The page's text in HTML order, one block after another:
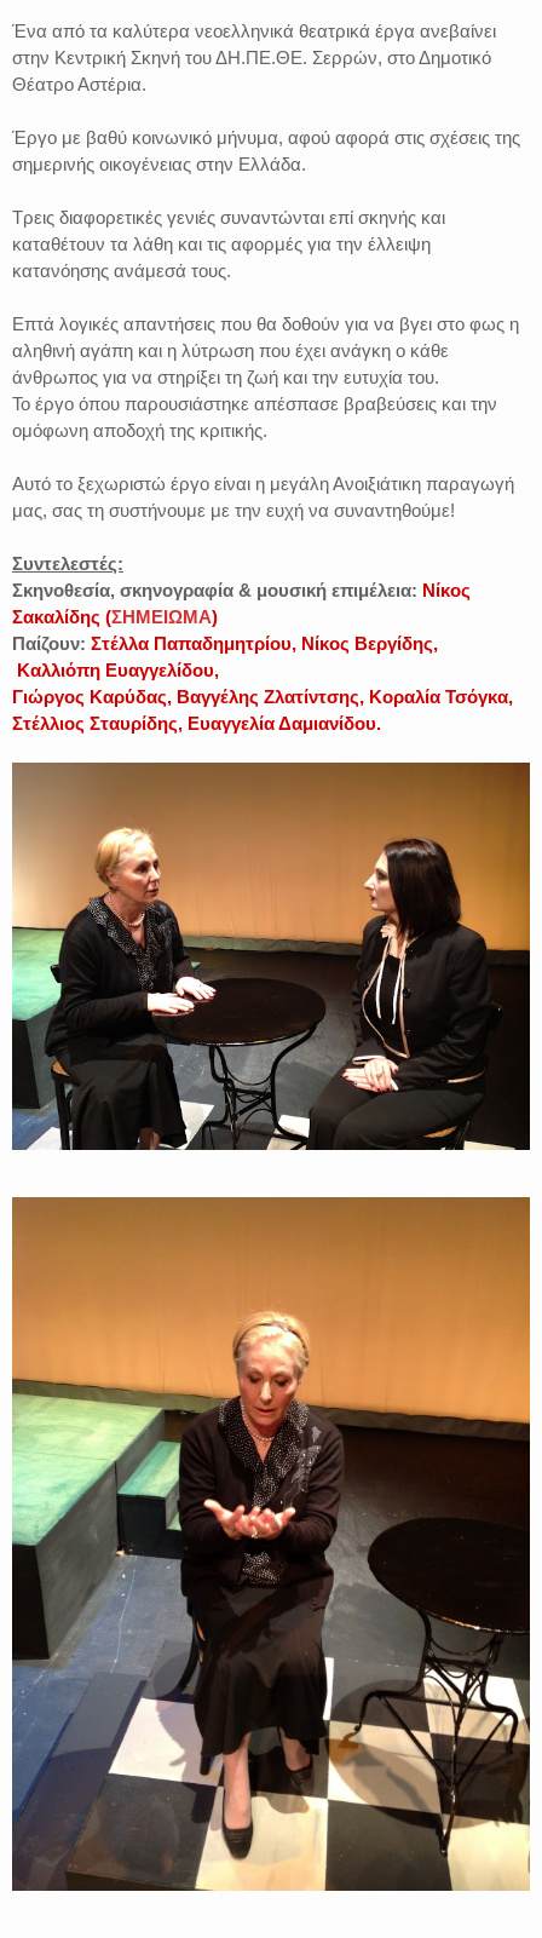
Ένα από τα καλύτερα νεοελληνικά θεατρικά έργα ανεβαίνει
στην Κεντρική Σκηνή του ΔΗ.ΠΕ.ΘΕ. Σερρών, στο Δημοτικό
Θέατρο Αστέρια.
Έργο με βαθύ κοινωνικό μήνυμα, αφού αφορά στις σχέσεις της
σημερινής οικογένειας στην Ελλάδα.
Τρεις διαφορετικές γενιές συναντώνται επί σκηνής και
καταθέτουν τα λάθη και τις αφορμές για την έλλειψη
κατανόησης ανάμεσά τους.
Επτά λογικές απαντήσεις που θα δοθούν για να βγει στο φως η
αληθινή αγάπη και η λύτρωση που έχει ανάγκη ο κάθε
άνθρωπος για να στηρίξει τη ζωή και την ευτυχία του.
Το έργο όπου παρουσιάστηκε απέσπασε βραβεύσεις και την
ομόφωνη αποδοχή της κριτικής.
Αυτό το ξεχωριστώ έργο είναι η μεγάλη Ανοιξιάτικη παραγωγή
μας, σας τη συστήνουμε με την ευχή να συναντηθούμε!
Συντελεστές:
Σκηνοθεσία, σκηνογραφία & μουσική επιμέλεια: Νίκος
Σακαλίδης (ΣΗΜΕΙΩΜΑ)
Παίζουν: Στέλλα Παπαδημητρίου, Νίκος Βεργίδης,
Καλλιόπη Ευαγγελίδου,
Γιώργος Καρύδας, Βαγγέλης Ζλατίντσης, Κοραλία Τσόγκα,
Στέλλιος Σταυρίδης, Ευαγγελία Δαμιανίδου.